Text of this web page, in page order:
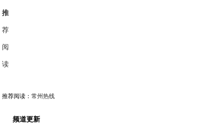
推
荐
阅
读
推荐阅读：常州热线
频道更新